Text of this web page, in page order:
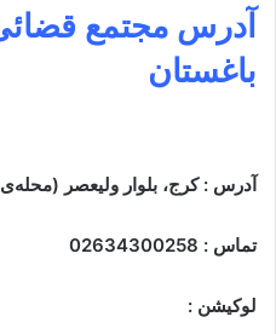
آدرس مجتمع
باغستان
آدرس : کرج، بلوار ولیعصر
تماس : 02634300258
لوکیشن :